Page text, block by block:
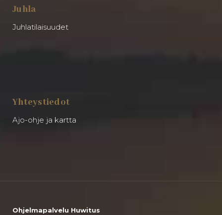
Juhla
Juhlatilaisuudet
Yhteystiedot
Ajo-ohje ja kartta
Ohjelmapalvelu Huwitus